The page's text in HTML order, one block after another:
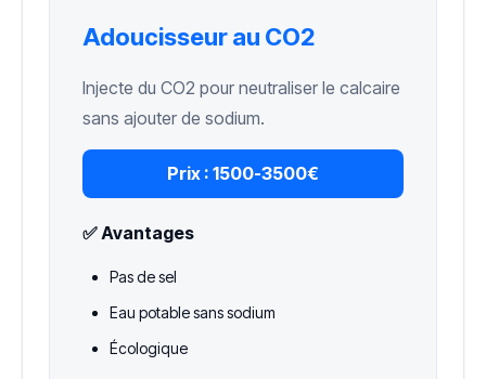
Adoucisseur au CO2
Injecte du CO2 pour neutraliser le calcaire
sans ajouter de sodium.
Prix : 1500-3500€
✅ Avantages
Pas de sel
Eau potable sans sodium
Écologique